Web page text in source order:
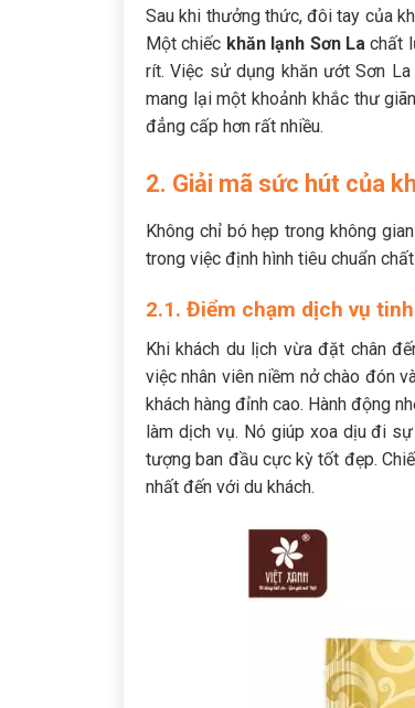
Sau khi thưởng thức, đôi tay của
Một chiếc khăn lạnh Sơn La chất
rít. Việc sử dụng khăn ướt Sơn
mang lại một khoảnh khắc thư
đẳng cấp hơn rất nhiều.
2. Giải mã sức hút của
Không chỉ bó hẹp trong không
trong việc định hình tiêu chuẩn
2.1. Điểm chạm dịch vụ
Khi khách du lịch vừa đặt chân
việc nhân viên niềm nở chào đón
khách hàng đỉnh cao. Hành động
làm dịch vụ. Nó giúp xoa dịu đi
tượng ban đầu cực kỳ tốt đẹp.
nhất đến với du khách.